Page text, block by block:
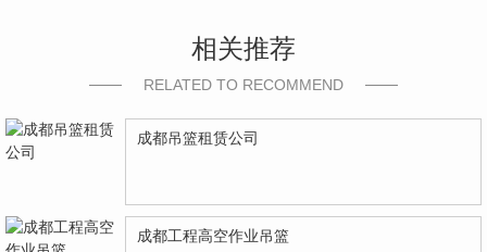
相关推荐
RELATED TO RECOMMEND
成都吊篮租赁公司
成都工程高空作业吊篮